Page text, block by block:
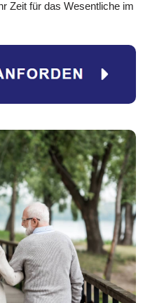
Zeit für das Wesentliche im